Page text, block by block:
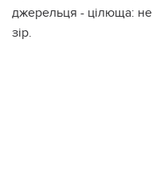
джерельця - цілюща:
зір.